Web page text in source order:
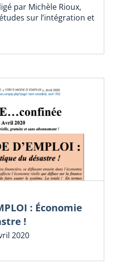
par Michèle Rioux,
sur l’intégration et
: Économie
!
2020